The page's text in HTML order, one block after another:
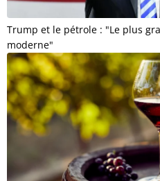
Trump et le pétrole : "Le plus
moderne"